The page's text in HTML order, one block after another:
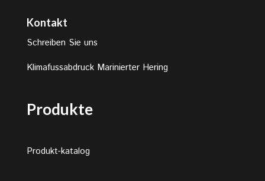
Kontakt
Schreiben Sie uns
Klimafussabdruck Marinierter Hering
Produkte
Produkt-katalog